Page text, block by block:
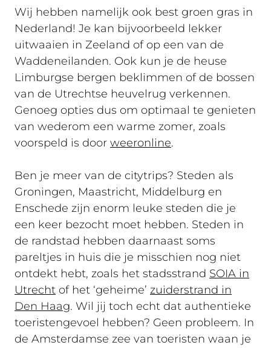
Wij hebben namelijk ook best groen gras in
Nederland! Je kan bijvoorbeeld lekker
uitwaaien in Zeeland of op een van de
Waddeneilanden. Ook kun je de heuse
Limburgse bergen beklimmen of de bossen
van de Utrechtse heuvelrug verkennen.
Genoeg opties dus om optimaal te genieten
van wederom een warme zomer, zoals
voorspeld is door weeronline.
Ben je meer van de citytrips? Steden als
Groningen, Maastricht, Middelburg en
Enschede zijn enorm leuke steden die je
een keer bezocht moet hebben. Steden in
de randstad hebben daarnaast soms
pareltjes in huis die je misschien nog niet
ontdekt hebt, zoals het stadsstrand SOIA in
Utrecht of het ‘geheime’ zuiderstrand in
Den Haag. Wil jij toch echt dat authentieke
toeristengevoel hebben? Geen probleem. In
de Amsterdamse zee van toeristen waan je